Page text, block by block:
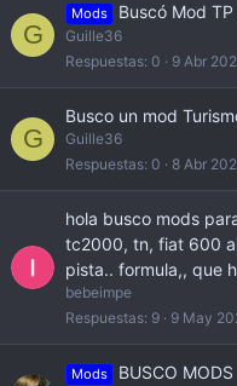
G
Mods Buscó Mod
Guille36
Respuestas 0 9 Abr
G
Busco un mod
Guille36
Respuestas 0 8 Abr
hola busco mods
tc2000, tn, fiat 600
pista.. formula,, que
bebeimpe
Respuestas 9 9 May
Mods BUSCO MODS